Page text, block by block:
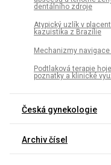
dentálního zdroje
Atypický uzlík v
kazuistika z Brazílie
Mechanizmy
Podtlaková terapie
poznatky a klinické
Česká gynekologie
Archiv čísel